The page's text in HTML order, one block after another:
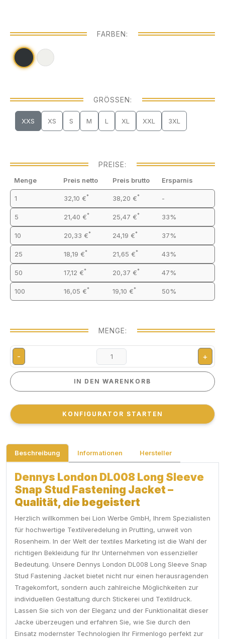
FARBEN:
GRÖSSEN:
XXS XS S M L XL XXL 3XL
PREISE:
Menge Preis netto Preis brutto Ersparnis
1 32,10 €* 38,20 €* -
5 21,40 €* 25,47 €* 33%
10 20,33 €* 24,19 €* 37%
25 18,19 €* 21,65 €* 43%
50 17,12 €* 20,37 €* 47%
100 16,05 €* 19,10 €* 50%
MENGE:
- +
IN DEN WARENKORB
IN DEN WARENKORB
KONFIGURATOR STARTEN
KONFIGURATOR STARTEN
Beschreibung Informationen Hersteller
Dennys London DL008 Long Sleeve
Snap Stud Fastening Jacket –
Qualität, die begeistert
Herzlich willkommen bei Lion Werbe GmbH, Ihrem Spezialisten
für hochwertige Textilveredelung in Prutting, unweit von
Rosenheim. In der Welt der textiles Marketing ist die Wahl der
richtigen Bekleidung für Ihr Unternehmen von essenzieller
Bedeutung. Unsere Dennys London DL008 Long Sleeve Snap
Stud Fastening Jacket bietet nicht nur einen herausragenden
Tragekomfort, sondern auch zahlreiche Möglichkeiten zur
individuellen Gestaltung durch Stickerei und Textildruck.
Lassen Sie sich von der Eleganz und der Funktionalität dieser
Jacke überzeugen und erfahren Sie, wie Sie durch den
Einsatz modernster Technologien Ihr Firmenlogo perfekt zur